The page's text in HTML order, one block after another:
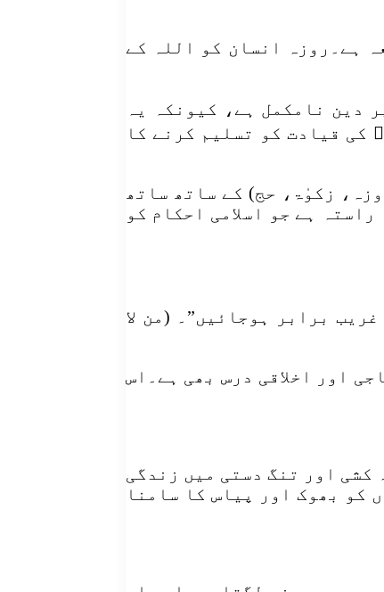
ہے۔روزہ انسان کو اللہ کے
دین نامکمل ہے، کیونکہ یہ
کی قیادت کو تسلیم کرنے کا
زکوٰۃ، حج) کے ساتھ ساتھ
ہے جو اسلامی احکام کو
برابر ہوجائیں”۔ (من لا
اور اخلاقی درس بھی ہے۔اس
کشی اور تنگ دستی میں زندگی
کو بھوک اور پیاس کا سامنا